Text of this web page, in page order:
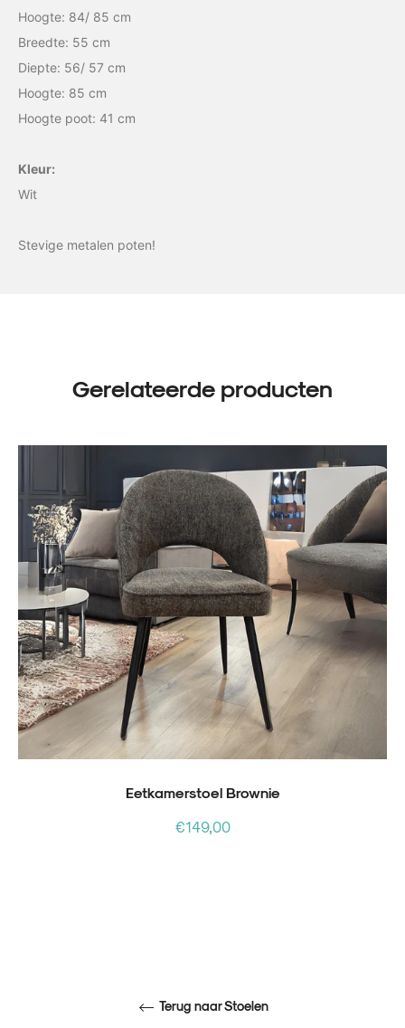
Hoogte: 84/ 85 cm
Breedte: 55 cm
Diepte: 56/ 57 cm
Hoogte: 85 cm
Hoogte poot: 41 cm
Kleur:
Wit
Stevige metalen poten!
Gerelateerde producten
Eetkamerstoel Brownie
Normale
€149,00
Terug naar Stoelen